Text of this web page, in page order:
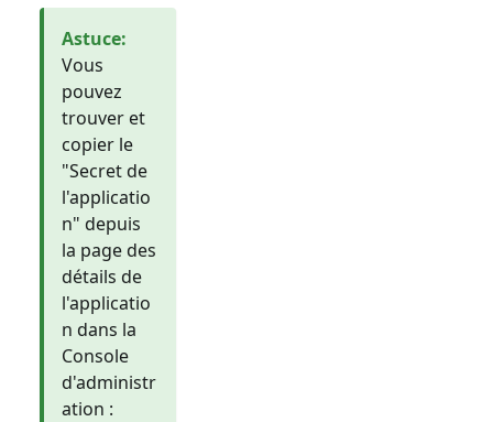
Astuce:
Vous
pouvez
trouver et
copier le
"Secret de
l'applicatio
n" depuis
la page des
détails de
l'applicatio
n dans la
Console
d'administr
ation :